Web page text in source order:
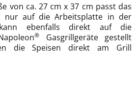
von ca. 27 cm x 37 cm passt das
nur auf die Arbeitsplatte in der
ebenfalls direkt auf die
®
Gasgrillgeräte gestellt
die Speisen direkt am Grill